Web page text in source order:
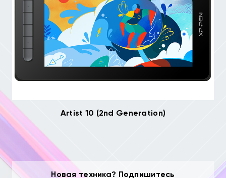
Artist 10 (2nd Generation)
Новая техника? Подпишитесь
Отписка: одним кликом в любое время